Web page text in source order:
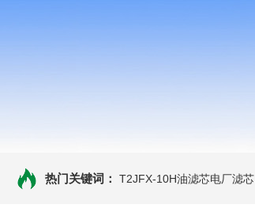
热门关键词： T2JFX-10H油滤芯电厂滤芯